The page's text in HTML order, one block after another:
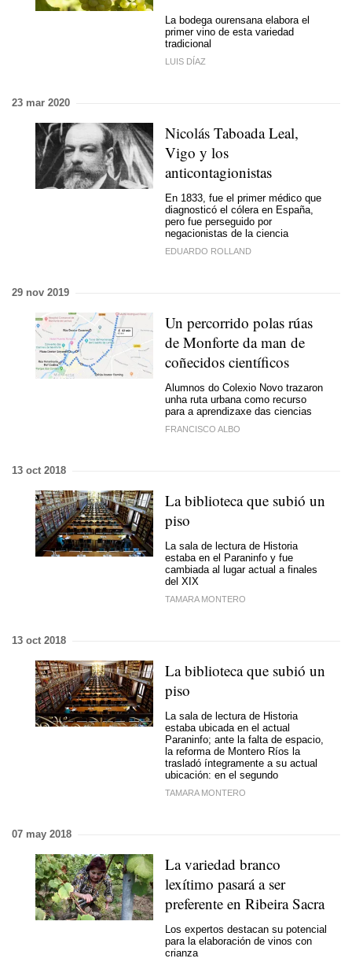
La bodega ourensana elabora el
primer vino de esta variedad
tradicional
LUIS DÍAZ
23 mar 2020
Nicolás Taboada Leal,
Vigo y los
anticontagionistas
En 1833, fue el primer médico que
diagnosticó el cólera en España,
pero fue perseguido por
negacionistas de la ciencia
EDUARDO ROLLAND
29 nov 2019
Un percorrido polas rúas
de Monforte da man de
coñecidos científicos
Alumnos do Colexio Novo trazaron
unha ruta urbana como recurso
para a aprendizaxe das ciencias
FRANCISCO ALBO
13 oct 2018
La biblioteca que subió un
piso
La sala de lectura de Historia
estaba en el Paraninfo y fue
cambiada al lugar actual a finales
del XIX
TAMARA MONTERO
13 oct 2018
La biblioteca que subió un
piso
La sala de lectura de Historia
estaba ubicada en el actual
Paraninfo; ante la falta de espacio,
la reforma de Montero Ríos la
trasladó íntegramente a su actual
ubicación: en el segundo
TAMARA MONTERO
07 may 2018
La variedad branco
lexítimo pasará a ser
preferente en Ribeira Sacra
Los expertos destacan su potencial
para la elaboración de vinos con
crianza